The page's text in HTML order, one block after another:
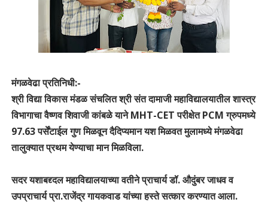
मंगळवेढा प्रतिनिधी:-
श्री विद्या विकास मंडळ संचलित श्री संत दामाजी महाविद्यालयातील शास्त्र
विभागाचा वैष्णव शिवाजी कांबळे याने MHT-CET परीक्षेत PCM ग्रुपमध्ये
97.63 पर्सेंटाईल गुण मिळवून दैदिप्यमान यश मिळवत मुलामध्ये मंगळवेढा
तालुक्यात प्रथम येण्याचा मान मिळविला.
सदर यशाबद्द्दल महाविद्यालयाच्या वतीने प्राचार्य डॉ. औदुंबर जाधव व
उपप्राचार्य प्रा.राजेंद्र गायकवाड यांच्या हस्ते सत्कार करण्यात आला.